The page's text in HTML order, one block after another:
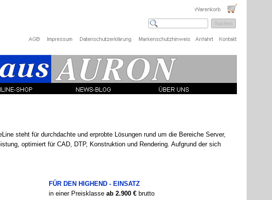
Suchen
steht für durchdachte und erprobte Lösungen rund um die Bereiche Server,
optimiert für CAD, DTP, Konstruktion und Rendering. Aufgrund der sich
FÜR DEN HIGHEND - EINSATZ
in einer Preisklasse ab 2.900 € brutto